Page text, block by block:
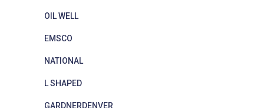
OIL WELL
EMSCO
NATIONAL
L SHAPED
GARDNERDENVER